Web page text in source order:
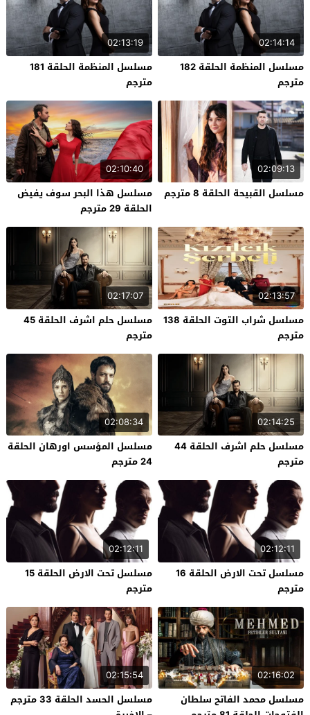
02:14:14
مسلسل المنظمة الحلقة 182
مترجم
02:13:19
مسلسل المنظمة الحلقة 181
مترجم
02:09:13
مسلسل القبيحة الحلقة 8 مترجم
02:10:40
مسلسل هذا البحر سوف يفيض
الحلقة 29 مترجم
02:13:57
مسلسل شراب التوت الحلقة 138
مترجم
02:17:07
مسلسل حلم اشرف الحلقة 45
مترجم
02:14:25
مسلسل حلم اشرف الحلقة 44
مترجم
02:08:34
مسلسل المؤسس اورهان الحلقة
24 مترجم
02:12:11
مسلسل تحت الارض الحلقة 16
مترجم
02:12:11
مسلسل تحت الارض الحلقة 15
مترجم
02:16:02
مسلسل محمد الفاتح سلطان
02:15:54
مسلسل الحسد الحلقة 33 مترجم